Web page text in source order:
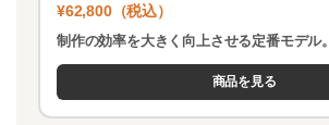
¥62,800（税込）
制作の効率を大きく向上させる定番モデル。
商品を見る